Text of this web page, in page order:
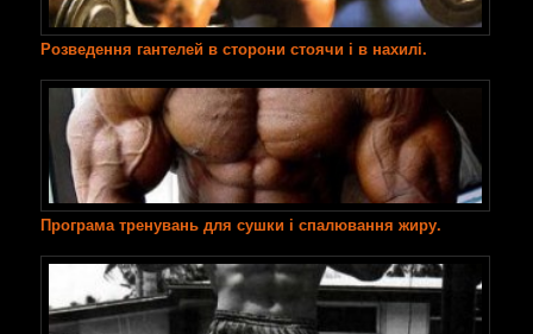
Розведення гантелей в сторони стоячи і в нахилі.
Програма тренувань для сушки і спалювання жиру.